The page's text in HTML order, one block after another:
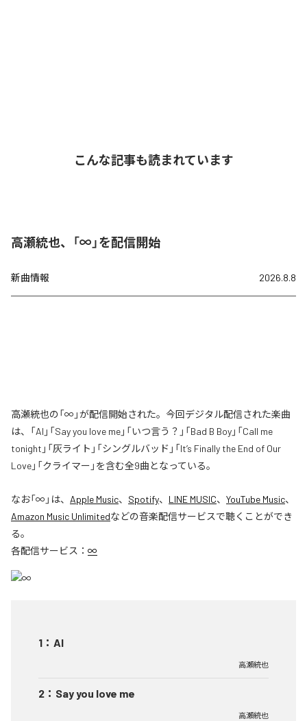
こんな記事も読まれています
高瀬統也、「∞」を配信開始
新曲情報 2026.8.8
高瀬統也の「∞」が配信開始された。今回デジタル配信された楽曲
は、「AI」「Say you love me」「いつ言う？」「Bad B Boy」「Call me
tonight」「灰ライト」「シングルバッド」「It’s Finally the End of Our
Love」「クライマー」を含む全9曲となっている。
なお「∞ 」は、 Apple Music、 Spotify、 LINE MUSIC、 YouTube Music、
Amazon Music Unlimitedなどの音楽配信サービスで聴くことができ
る。
各配信サービス： ∞
1 ： AI
高瀬統也
2 ： Say you love me
高瀬統也